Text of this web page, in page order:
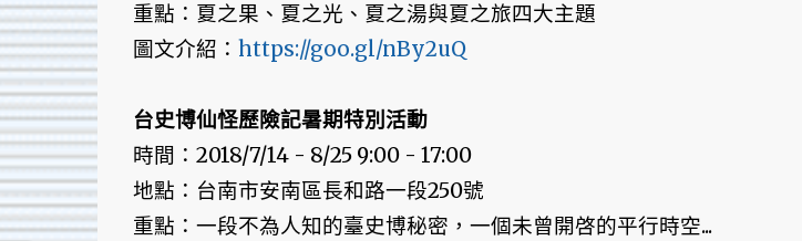
重點：夏之果、夏之光、夏之湯與夏之旅四大主題
圖文介紹： https://goo.gl/nBy2uQ
台史博仙怪歷險記暑期特別活動
時間：2018/7/14 - 8/25 9:00 - 17:00
地點：台南市安南區長和路一段250號
重點：一段不為人知的臺史博秘密，一個未曾開啓的平行時空...